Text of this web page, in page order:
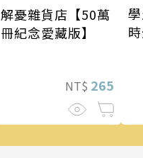
解憂雜貨店【50萬
冊紀念愛藏版】
NT$ 265